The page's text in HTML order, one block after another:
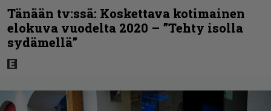
Tänään tv:ssä: Koskettava kotimainen
elokuva vuodelta 2020 – ”Tehty isolla
sydämellä”